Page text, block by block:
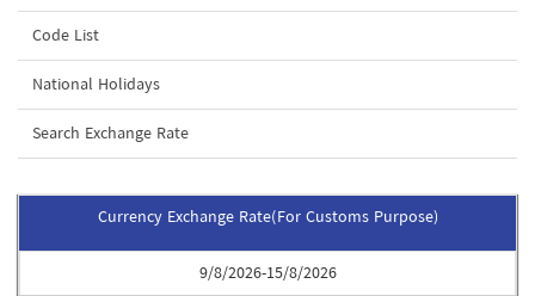
Code List
National Holidays
Search Exchange Rate
Currency Exchange Rate(For Customs Purpose)
9/8/2026-15/8/2026